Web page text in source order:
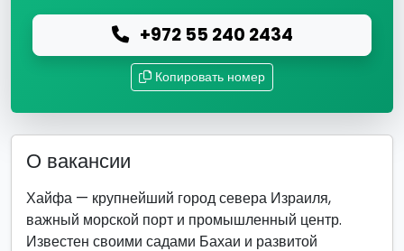
+972 55 240 2434
Копировать номер
О вакансии
Хайфа — крупнейший город севера Израиля,
важный морской порт и промышленный центр.
Известен своими садами Бахаи и развитой